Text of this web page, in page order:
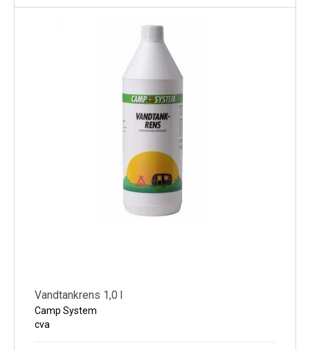
Vandtankrens 1,0 l
Camp System
cva